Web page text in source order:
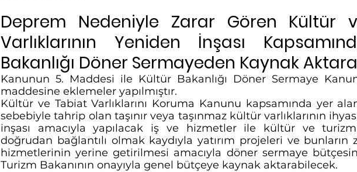
Deprem Nedeniyle Zarar Gören Kültür
Varlıklarının Yeniden İnşası
Bakanlığı Döner Sermayeden Kaynak
Kanunun 5. Maddesi ile Kültür Bakanlığı Döner Sermaye
maddesine eklemeler yapılmıştır.
Kültür ve Tabiat Varlıklarını Koruma Kanunu kapsamında yer
sebebiyle tahrip olan taşınır veya taşınmaz kültür varlıklarının
inşası amacıyla yapılacak iş ve hizmetler ile kültür ve turizm
doğrudan bağlantılı olmak kaydıyla yatırım projeleri ve bunların
hizmetlerinin yerine getirilmesi amacıyla döner sermaye
Turizm Bakanının onayıyla genel bütçeye kaynak aktarabilecek.